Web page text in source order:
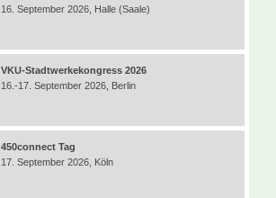
16. September 2026, Halle (Saale)
VKU-Stadtwerkekongress 2026
16.-17. September 2026, Berlin
450connect Tag
17. September 2026, Köln